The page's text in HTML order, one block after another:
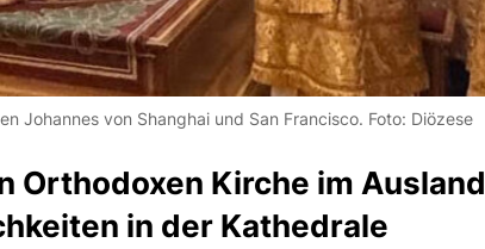
Johannes von Shanghai und San Francisco. Foto: Diözese
Orthodoxen Kirche im Ausland
in der Kathedrale